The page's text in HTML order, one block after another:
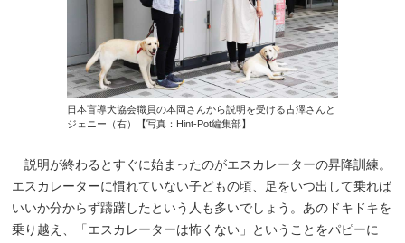
日本盲導犬協会職員の本岡さんから説明を受ける古澤さんと
ジェニー（右）【写真：Hint-Pot編集部】
説明が終わるとすぐに始まったのがエスカレーターの昇降訓練。
エスカレーターに慣れていない子どもの頃、足をいつ出して乗れば
いいか分からず躊躇したという人も多いでしょう。あのドキドキを
乗り越え、「エスカレーターは怖くない」ということをパピーに